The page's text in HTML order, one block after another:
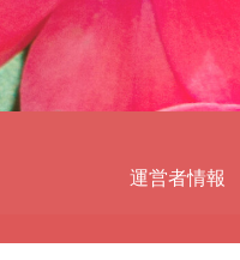
運営者情報